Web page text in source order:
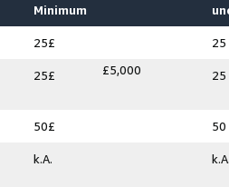
Minimum
25£ 25
25£ £5,000 25
50£ 50
k.A.